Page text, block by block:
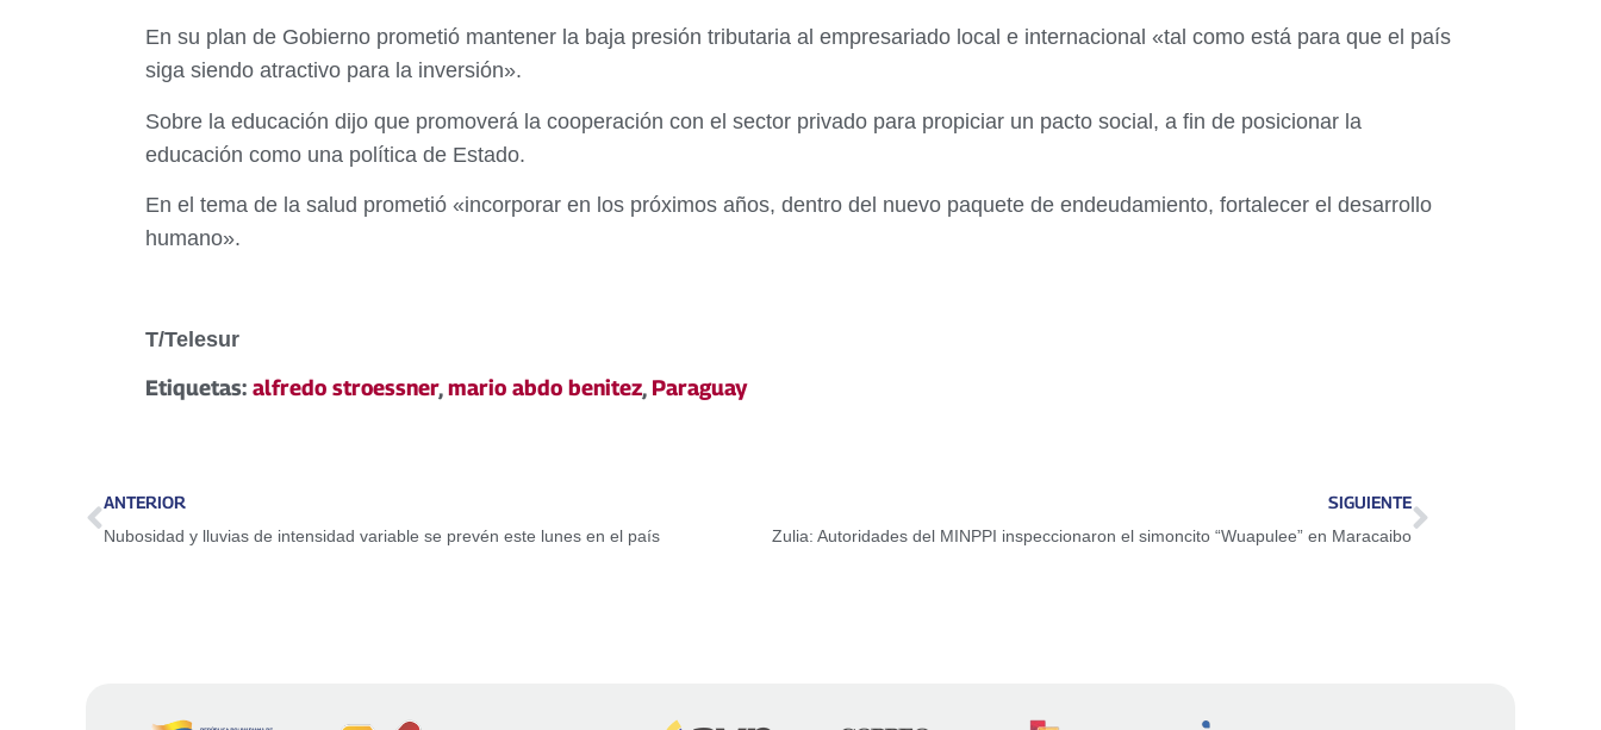
En su plan de Gobierno prometió mantener la baja presión tributaria al empresariado local e internacional «tal como está para que el país
siga siendo atractivo para la inversión».
Sobre la educación dijo que promoverá la cooperación con el sector privado para propiciar un pacto social, a fin de posicionar la
educación como una política de Estado.
En el tema de la salud prometió «incorporar en los próximos años, dentro del nuevo paquete de endeudamiento, fortalecer el desarrollo
humano».
T/Telesur
Etiquetas: alfredo stroessner,mario abdo benitez, Paraguay
ANTERIOR
Nubosidad y lluvias de intensidad variable se prevén este lunes en el país
SIGUIENTE
Zulia: Autoridades del MINPPI inspeccionaron el simoncito “Wuapulee” en Maracaibo